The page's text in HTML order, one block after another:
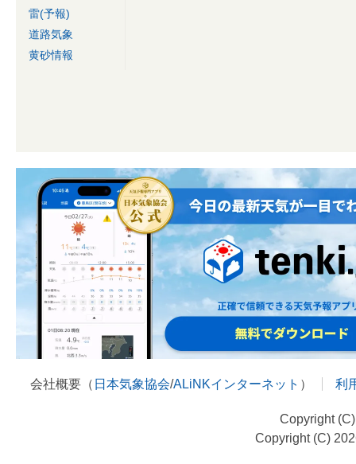
雷(予報)
道路気象
黄砂情報
会社概要（ 日本気象協会/ALiNKインターネット ） 利
Copyright
Copyright (C)